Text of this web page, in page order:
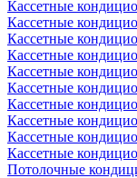
Кассетные
Кассетные
Кассетные
Кассетные
Кассетные
Кассетные
Кассетные
Кассетные
Кассетные
Кассетные
Потолочные